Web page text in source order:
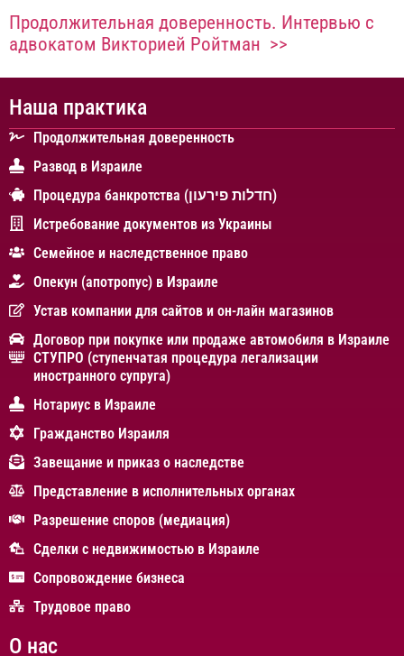
Продолжительная доверенность. Интервью с
адвокатом Викторией Ройтман >>
Наша практика
Продолжительная доверенность
Развод в Израиле
Процедура банкротства (חדלות פירעון)
Истребование документов из Украины
Cемейное и наследственное право
Опекун (апотропус) в Израиле
Устав компании для сайтов и он-лайн магазинов
Договор при покупке или продаже автомобиля в Израиле
СТУПРО (ступенчатая процедура легализации
иностранного супруга)
Нотариус в Израиле
Гражданство Израиля
Завещание и приказ о наследстве
Представление в исполнительных органах
Разрешение споров (медиация)
Сделки с недвижимостью в Израиле
Сопровождение бизнеса
Трудовое право
О нас